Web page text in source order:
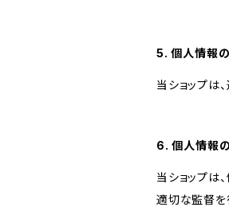
5. 個人情報
当ショップは
6. 個人情報
当ショップは
適切な監督を